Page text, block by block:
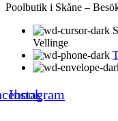
Poolbutik i Skåne –
Vellinge
Instagram